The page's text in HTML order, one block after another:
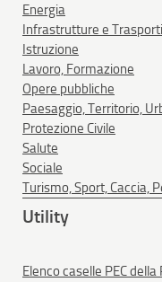
Energia
Infrastrutture e Trasporti
Istruzione
Lavoro, Formazione
Opere pubbliche
Paesaggio, Territorio,
Protezione Civile
Salute
Sociale
Turismo, Sport, Caccia,
Utility
Elenco caselle PEC